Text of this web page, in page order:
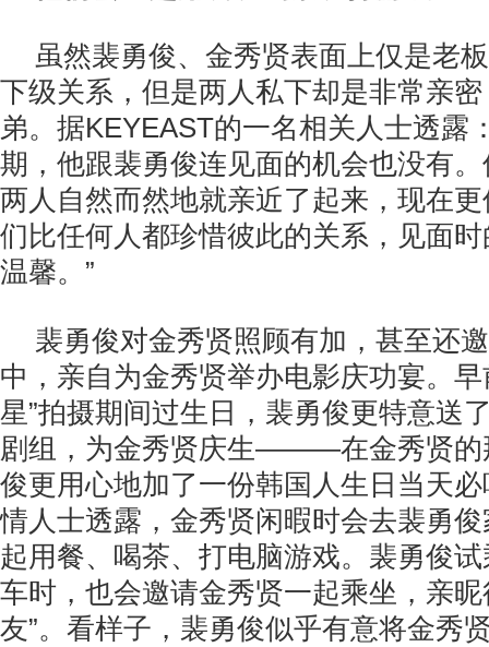
虽然裴勇俊、金秀贤表面上仅是老
下级关系，但是两人私下却是非常亲
弟。据KEYEAST的一名相关人士透露
期，他跟裴勇俊连见面的机会也没有
两人自然而然地就亲近了起来，现在
们比任何人都珍惜彼此的关系，见面
温馨。”
裴勇俊对金秀贤照顾有加，甚至还
中，亲自为金秀贤举办电影庆功宴。早
星”拍摄期间过生日，裴勇俊更特意送
剧组，为金秀贤庆生———在金秀贤的
俊更用心地加了一份韩国人生日当天
情人士透露，金秀贤闲暇时会去裴勇
起用餐、喝茶、打电脑游戏。裴勇俊
车时，也会邀请金秀贤一起乘坐，亲昵
友”。看样子，裴勇俊似乎有意将金秀